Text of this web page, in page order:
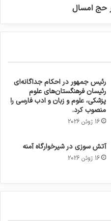
حج امسال
رئیس جمهور در احکام جداگانه‌ای
رئیسان فرهنگستان‌های علوم
پزشکی، علوم و زبان و ادب فارسی را
منصوب کرد.
16 ژوئن 2026
آتش سوزی در شیرخوارگاه آمنه
16 ژوئن 2026